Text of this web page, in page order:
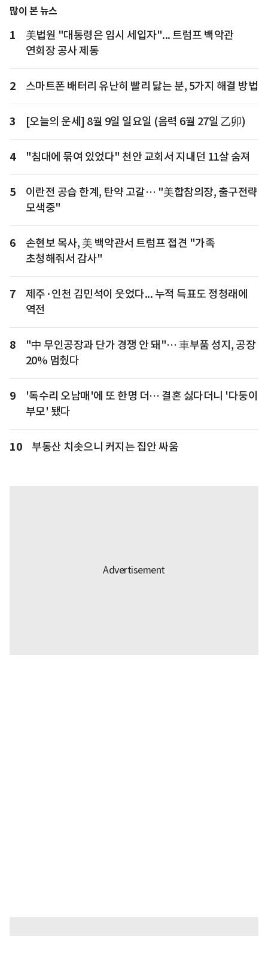
많이 본 뉴스
1
美법원 "대통령은 임시 세입자"... 트럼프 백악관
연회장 공사 제동
2 스마트폰 배터리 유난히 빨리 닳는 분, 5가지 해결 방법
3 [오늘의 운세] 8월 9일 일요일 (음력 6월 27일 乙卯)
4 "침대에 묶여 있었다" 천안 교회서 지내던 11살 숨져
5
이란전 공습 한계, 탄약 고갈… "美합참의장, 출구전략
모색중"
6
손현보 목사, 美 백악관서 트럼프 접견 "가족
초청해줘서 감사"
7
제주·인천 김민석이 웃었다... 누적 득표도 정청래에
역전
8
"中 무인공장과 단가 경쟁 안 돼"… 車부품 성지, 공장
20% 멈췄다
9
'독수리 오남매'에 또 한명 더… 결혼 싫다더니 '다둥이
부모' 됐다
10 부동산 치솟으니 커지는 집안 싸움